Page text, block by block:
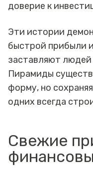
доверие к
Эти истории
быстрой прибыли
заставляют людей
Пирамиды
форму, но
одних всегда
Свежие